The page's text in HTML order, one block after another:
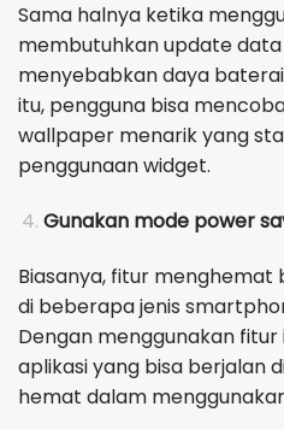
Sama halnya ketika
membutuhkan update
menyebabkan daya
itu, pengguna bisa
wallpaper menarik yang
penggunaan widget.
Gunakan mode power
Biasanya, fitur menghemat
di beberapa jenis
Dengan menggunakan
aplikasi yang bisa berjalan
hemat dalam